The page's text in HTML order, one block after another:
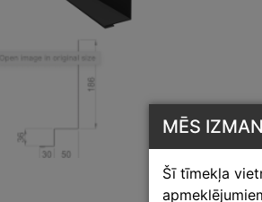
MĒS
Šī tīmekļa